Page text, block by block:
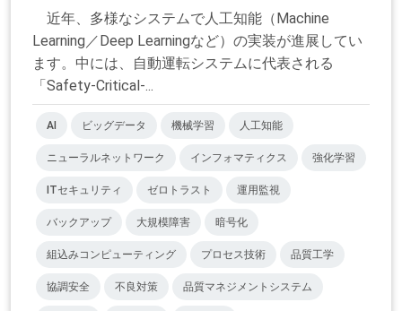
近年、多様なシステムで人工知能（Machine
Learning／Deep Learningなど）の実装が進展してい
ます。中には、自動運転システムに代表される
「Safety-Critical-...
AI ビッグデータ 機械学習 人工知能
ニューラルネットワーク インフォマティクス 強化学習
ITセキュリティ ゼロトラスト 運用監視
バックアップ 大規模障害 暗号化
組込みコンピューティング プロセス技術 品質工学
協調安全 不良対策 品質マネジメントシステム